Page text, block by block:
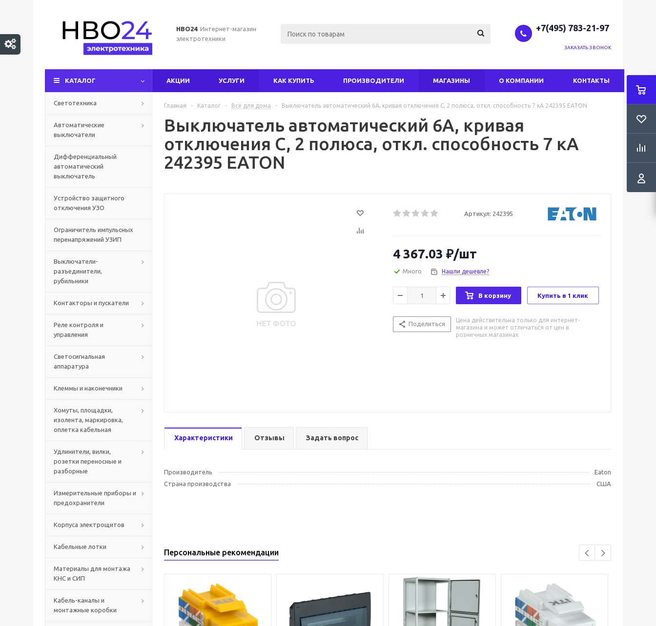
НВО24 Интернет-магазин
электротехники
+7(495) 783-21-97
ЗАКАЗАТЬ ЗВОНОК
КАТАЛОГ АКЦИИ УСЛУГИ КАК КУПИТЬ ПРОИЗВОДИТЕЛИ МАГАЗИНЫ О КОМПАНИИ КОНТАКТЫ
Светотехника
Автоматические
выключатели
Дифференциальный
автоматический
выключатель
Устройство защитного
отключения УЗО
Ограничитель импульсных
перенапряжений УЗИП
Выключатели-
разъединители,
рубильники
Контакторы и пускатели
Реле контроля и
управления
Светосигнальная
аппаратура
Клеммы и наконечники
Хомуты, площадки,
изолента, маркировка,
оплетка кабельная
Удлинители, вилки,
розетки переносные и
разборные
Измерительные приборы и
предохранители
Корпуса электрощитов
Кабельные лотки
Материалы для монтажа
КНС и СИП
Кабель-каналы и
монтажные коробки
Главная - Каталог - Всё для дома - Выключатель автоматический 6А, кривая отключения С, 2 полюса, откл. способность 7 кА 242395 EATON
Выключатель автоматический 6А, кривая
отключения С, 2 полюса, откл. способность 7 кА
242395 EATON
Артикул: 242395
4 367.03 ₽/шт
Много Нашли дешевле?
В корзину Купить в 1 клик
Поделиться
Цена действительна только для интернет-
магазина и может отличаться от цен в
розничных магазинах
Характеристики Отзывы Задать вопрос
Производитель
Eaton
Страна производства
США
Персональные рекомендации